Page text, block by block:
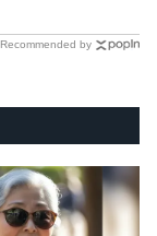
Recommended by